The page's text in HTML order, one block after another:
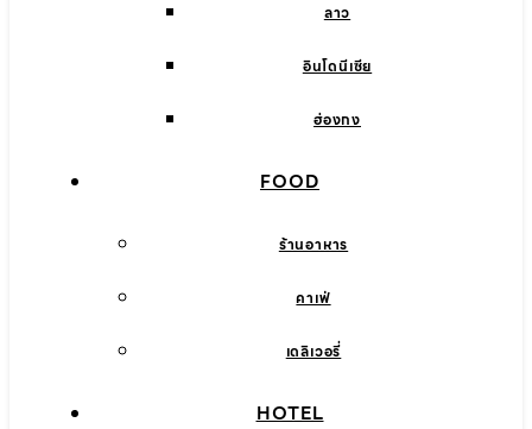
ลาว
อินโดนีเซีย
ฮ่องกง
FOOD
ร้านอาหาร
คาเฟ่
เดลิเวอรี่
HOTEL